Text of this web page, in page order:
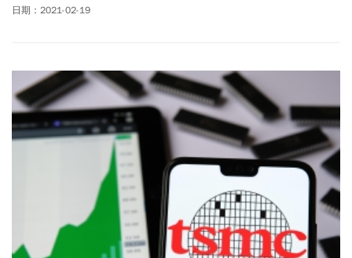
日期：2021-02-19